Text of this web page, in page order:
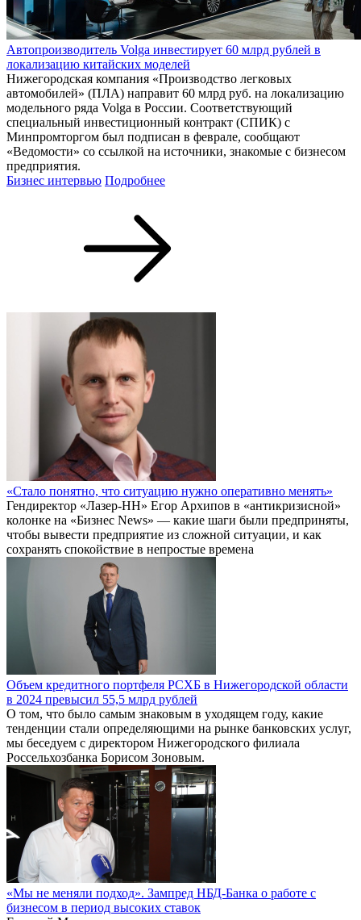
Автопроизводитель Volga инвестирует 60 млрд рублей в
локализацию китайских моделей
Нижегородская компания «Производство легковых
автомобилей» (ПЛА) направит 60 млрд руб. на локализацию
модельного ряда Volga в России. Соответствующий
специальный инвестиционный контракт (СПИК) с
Минпромторгом был подписан в феврале, сообщают
«Ведомости» со ссылкой на источники, знакомые с бизнесом
предприятия.
Бизнес интервью Подробнее
«Стало понятно, что ситуацию нужно оперативно менять»
Гендиректор «Лазер-НН» Егор Архипов в «антикризисной»
колонке на «Бизнес News» — какие шаги были предприняты,
чтобы вывести предприятие из сложной ситуации, и как
сохранять спокойствие в непростые времена
Объем кредитного портфеля РСХБ в Нижегородской области
в 2024 превысил 55,5 млрд рублей
О том, что было самым знаковым в уходящем году, какие
тенденции стали определяющими на рынке банковских услуг,
мы беседуем с директором Нижегородского филиала
Россельхозбанка Борисом Зоновым.
«Мы не меняли подход». Зампред НБД-Банка о работе с
бизнесом в период высоких ставок